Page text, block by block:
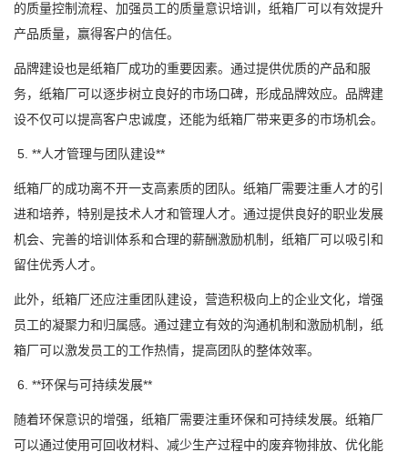
的质量控制流程、加强员工的质量意识培训，纸箱厂可以有效提升
产品质量，赢得客户的信任。
品牌建设也是纸箱厂成功的重要因素。通过提供优质的产品和服
务，纸箱厂可以逐步树立良好的市场口碑，形成品牌效应。品牌建
设不仅可以提高客户忠诚度，还能为纸箱厂带来更多的市场机会。
5. **人才管理与团队建设**
纸箱厂的成功离不开一支高素质的团队。纸箱厂需要注重人才的引
进和培养，特别是技术人才和管理人才。通过提供良好的职业发展
机会、完善的培训体系和合理的薪酬激励机制，纸箱厂可以吸引和
留住优秀人才。
此外，纸箱厂还应注重团队建设，营造积极向上的企业文化，增强
员工的凝聚力和归属感。通过建立有效的沟通机制和激励机制，纸
箱厂可以激发员工的工作热情，提高团队的整体效率。
6. **环保与可持续发展**
随着环保意识的增强，纸箱厂需要注重环保和可持续发展。纸箱厂
可以通过使用可回收材料、减少生产过程中的废弃物排放、优化能